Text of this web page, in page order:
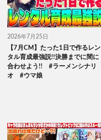
2026年7月25日
【7月CM】たった1日で作るレン
タル育成最強説!!決勝までに間に
合わせよう!! #ラーメンシナリ
オ #ウマ娘